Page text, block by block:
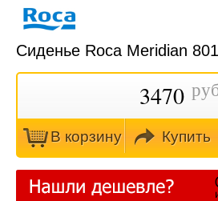
Сиденье Roca Meridian
3470
В кoрзину Купить